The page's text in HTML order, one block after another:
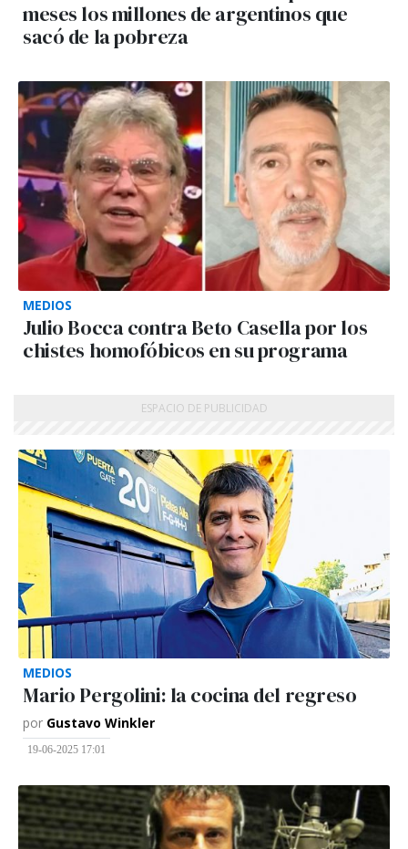
meses los millones de argentinos que
sacó de la pobreza
MEDIOS
Julio Bocca contra Beto Casella por los
chistes homofóbicos en su programa
MEDIOS
Mario Pergolini: la cocina del regreso
por Gustavo Winkler
19-06-2025 17:01